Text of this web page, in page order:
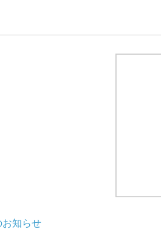
知らせ